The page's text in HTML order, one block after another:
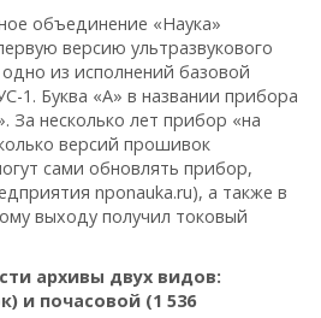
объединение «Наука»
версию ультразвукового
из исполнений базовой
1. Буква «А» в названии прибора
За несколько лет прибор «на
версий прошивок
сами обновлять прибор,
nponauka.ru), а также в
выходу получил токовый
архивы двух видов:
и почасовой (1 536